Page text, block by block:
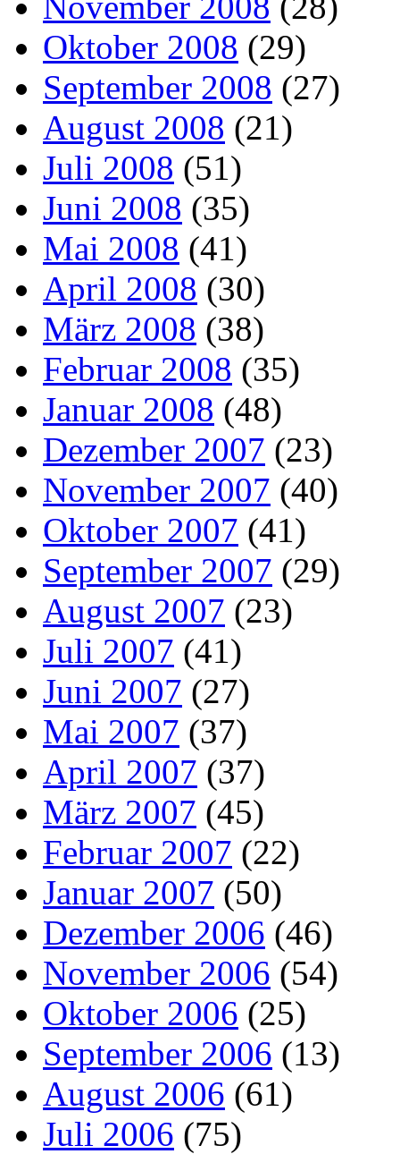
Oktober 2008 (29)
September 2008 (27)
August 2008 (21)
Juli 2008 (51)
Juni 2008 (35)
Mai 2008 (41)
April 2008 (30)
März 2008 (38)
Februar 2008 (35)
Januar 2008 (48)
Dezember 2007 (23)
November 2007 (40)
Oktober 2007 (41)
September 2007 (29)
August 2007 (23)
Juli 2007 (41)
Juni 2007 (27)
Mai 2007 (37)
April 2007 (37)
März 2007 (45)
Februar 2007 (22)
Januar 2007 (50)
Dezember 2006 (46)
November 2006 (54)
Oktober 2006 (25)
September 2006 (13)
August 2006 (61)
Juli 2006 (75)